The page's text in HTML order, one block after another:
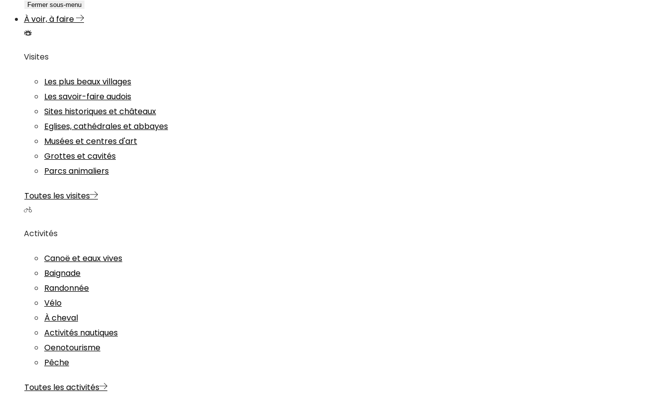
Fermer sous-menu
À voir, à faire
Visites
Les plus beaux villages
Les savoir-faire audois
Sites historiques et châteaux
Eglises, cathédrales et abbayes
Musées et centres d'art
Grottes et cavités
Parcs animaliers
Toutes les visites
Activités
Canoë et eaux vives
Baignade
Randonnée
Vélo
À cheval
Activités nautiques
Oenotourisme
Pêche
Toutes les activités